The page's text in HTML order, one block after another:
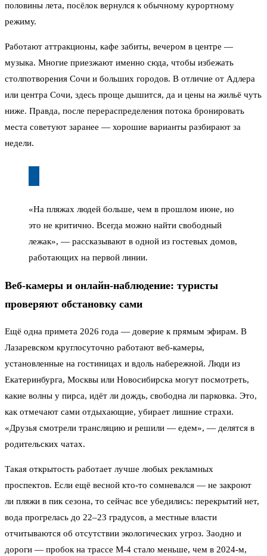
половины лета, посёлок вернулся к обычному курортному
режиму.
Работают аттракционы, кафе забиты, вечером в центре —
музыка. Многие приезжают именно сюда, чтобы избежать
столпотворения Сочи и больших городов. В отличие от Адлера
или центра Сочи, здесь проще дышится, да и цены на жильё чуть
ниже. Правда, после перераспределения потока бронировать
места советуют заранее — хорошие варианты разбирают за
недели.
«На пляжах людей больше, чем в прошлом июне, но
это не критично. Всегда можно найти свободный
лежак», — рассказывают в одной из гостевых домов,
работающих на первой линии.
Веб-камеры и онлайн-наблюдение: туристы
проверяют обстановку сами
Ещё одна примета 2026 года — доверие к прямым эфирам. В
Лазаревском круглосуточно работают веб-камеры,
установленные на гостиницах и вдоль набережной. Люди из
Екатеринбурга, Москвы или Новосибирска могут посмотреть,
какие волны у пирса, идёт ли дождь, свободна ли парковка. Это,
как отмечают сами отдыхающие, убирает лишние страхи.
«Друзья смотрели трансляцию и решили — едем», — делятся в
родительских чатах.
Такая открытость работает лучше любых рекламных
проспектов. Если ещё весной кто-то сомневался — не закроют
ли пляжи в пик сезона, то сейчас все убедились: перекрытий нет,
вода прогрелась до 22–23 градусов, а местные власти
отчитываются об отсутствии экологических угроз. Заодно и
дороги — пробок на трассе М-4 стало меньше, чем в 2024-м,